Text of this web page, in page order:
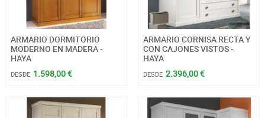
ARMARIO DORMITORIO
MODERNO EN MADERA -
HAYA
DESDE 1.598,00 €
ARMARIO CORNISA RECTA Y
CON CAJONES VISTOS -
HAYA
DESDE 2.396,00 €